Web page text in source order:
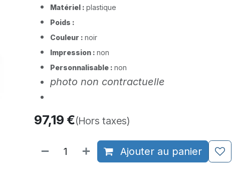
Matériel : plastique
Poids :
Couleur : noir
Impression : non
Personnalisable : non
photo non contractuelle
97,19 €(Hors taxes)
Ajouter au panier